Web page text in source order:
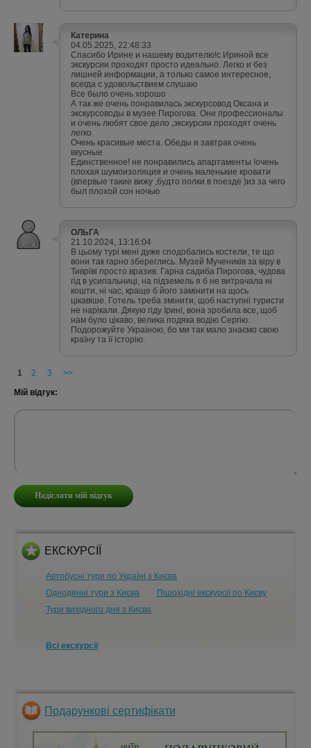
Катерина
04.05.2025, 22:48:33
Спасибо Ирине и нашему водителю!с Ириной все
экскурсии проходят просто идеально. Легко и без
лишней информации, а только самое интересное,
всегда с удовольствием слушаю
Все было очень хорошо
А так же очень понравилась экскурсовод Оксана и
экскурсоводы в музее Пирогова. Они профессионалы
и очень любят свое дело ,экскурсии проходят очень
легко
Очень красивые места. Обеды и завтрак очень
вкусные
Единственное! не понравились апартаменты !очень
плохая шумоизоляция и очень маленькие кровати
(впервые такие вижу ,будто полки в поезде )из за чего
был плохой сон ночью
ОЛЬГА
21.10.2024, 13:16:04
В цьому турі мені дуже сподобались костели, те що
вони так гарно збереглись. Музей Мучеників за віру в
Тивріві просто вразив. Гарна садиба Пирогова, чудова
гід в усипальниці, на підземель я б не витрачала ні
кошти, ні час, краще б його замінити на щось
цікавіше. Готель треба змінити, щоб наступні туристи
не нарікали. Дякую гіду Ірині, вона зробила все, щоб
нам було цікаво, велика подяка водію Сергію.
Подорожуйте Україною, бо ми так мало знаємо свою
країну та її історію.
1 2 3
>>
Мій відгук:
ЕКСКУРСІЇ
Автобусні тури по Україні з Києва
Одноденні тури з Києва
Пішохідні екскурсії по Києву
Тури вихідного дня з Києва
Всі екскурсії
Подарункові сертифікати